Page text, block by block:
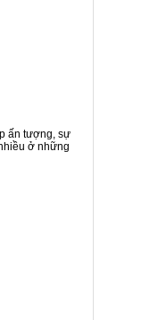
ấn tượng, sự
ở những